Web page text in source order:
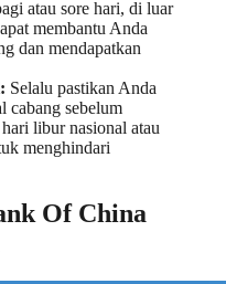
atau sore hari, di luar
membantu Anda
dan mendapatkan
Selalu pastikan Anda
cabang sebelum
libur nasional atau
menghindari
Of China